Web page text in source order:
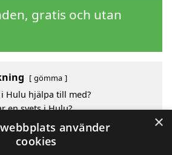
gratis och utan
gömma
Hulu hjälpa till med?
en svets i Hulu?
svets i Hulu
svets i de omgivande städerna
×
använder
cookies